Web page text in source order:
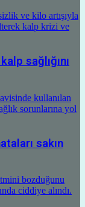
sağlığını
sakın